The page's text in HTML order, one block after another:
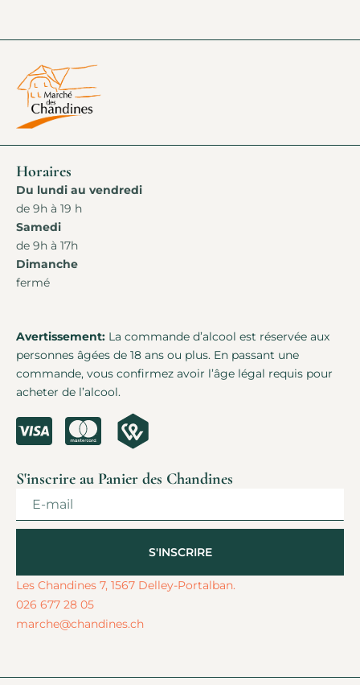
Horaires
Du lundi au vendredi
de 9h à 19 h
Samedi
de 9h à 17h
Dimanche
fermé
Avertissement: La commande d’alcool est réservée aux
personnes âgées de 18 ans ou plus. En passant une
commande, vous confirmez avoir l’âge légal requis pour
acheter de l’alcool.
S'inscrire au Panier des Chandines
S'INSCRIRE
Alternative:
Les Chandines 7, 1567 Delley-Portalban.
026 677 28 05
marche@chandines.ch